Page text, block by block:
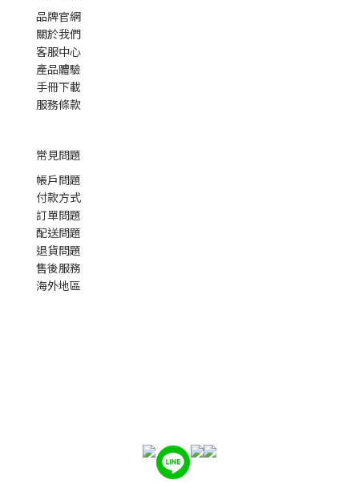
品牌官網
關於我們
客服中心
產品體驗
手冊下載
服務條款
常見問題
帳戶問題
付款方式
訂單問題
配送問題
退貨問題
售後服務
海外地區